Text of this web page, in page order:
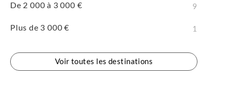
De 2 000 à 3 000 € 9
Plus de 3 000 € 1
Voir toutes les destinations